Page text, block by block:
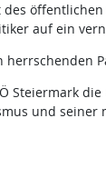
des
auf ein
Steiermark
und seiner